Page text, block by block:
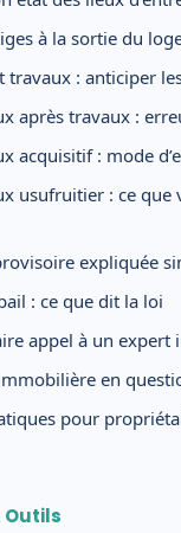
à la sortie du
travaux : anticiper
après travaux :
acquisitif : mode
usufruitier : ce que
expliquée
: ce que dit la loi
appel à un expert
en
pour
Outils